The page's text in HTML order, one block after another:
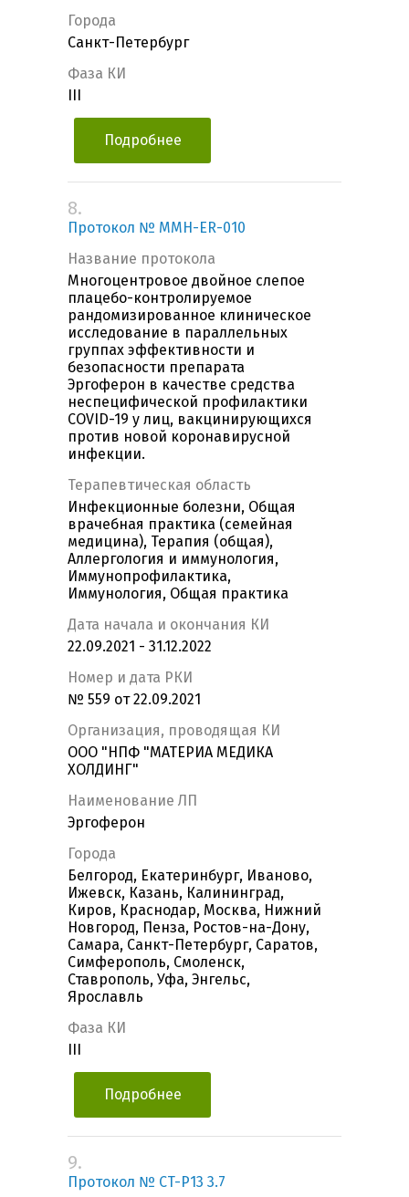
Города
Санкт-Петербург
Фаза КИ
Подробнее
8.
Протокол № MMH-ER-010
Название протокола
Многоцентровое двойное слепое
плацебо-контролируемое
рандомизированное клиническое
исследование в параллельных
группах эффективности и
безопасности препарата
Эргоферон в качестве средства
неспецифической профилактики
COVID-19 у лиц, вакцинирующихся
против новой коронавирусной
инфекции.
Терапевтическая область
Инфекционные болезни, Общая
врачебная практика (семейная
медицина), Терапия (общая),
Аллергология и иммунология,
Иммунопрофилактика,
Иммунология, Общая практика
Дата начала и окончания КИ
22.09.2021 - 31.12.2022
Номер и дата РКИ
№ 559 от 22.09.2021
Организация, проводящая КИ
ООО "НПФ "МАТЕРИА МЕДИКА
ХОЛДИНГ"
Наименование ЛП
Эргоферон
Города
Белгород, Екатеринбург, Иваново,
Ижевск, Казань, Калининград,
Киров, Краснодар, Москва, Нижний
Новгород, Пенза, Ростов-на-Дону,
Самара, Санкт-Петербург, Саратов,
Симферополь, Смоленск,
Ставрополь, Уфа, Энгельс,
Ярославль
Фаза КИ
Подробнее
9.
Протокол № CT-P13 3.7